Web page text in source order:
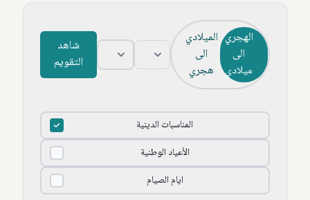
شاهد
التقويم
الميلادي
الى
هجري
الهجري
الى
ميلادي
المناسبات الدينية
الأعياد الوطنية
ايام الصيام